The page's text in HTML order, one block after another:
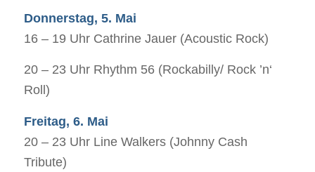
Donnerstag, 5. Mai
16 – 19 Uhr Cathrine Jauer (Acoustic Rock)
20 – 23 Uhr Rhythm 56 (Rockabilly/ Rock ’n‘
Roll)
Freitag, 6. Mai
20 – 23 Uhr Line Walkers (Johnny Cash
Tribute)